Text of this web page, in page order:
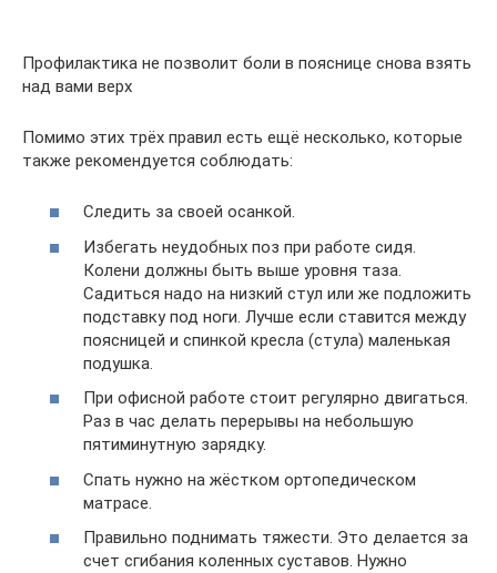
Профилактика не позволит боли в пояснице снова взять
над вами верх
Помимо этих трёх правил есть ещё несколько, которые
также рекомендуется соблюдать:
Следить за своей осанкой.
Избегать неудобных поз при работе сидя.
Колени должны быть выше уровня таза.
Садиться надо на низкий стул или же подложить
подставку под ноги. Лучше если ставится между
поясницей и спинкой кресла (стула) маленькая
подушка.
При офисной работе стоит регулярно двигаться.
Раз в час делать перерывы на небольшую
пятиминутную зарядку.
Спать нужно на жёстком ортопедическом
матрасе.
Правильно поднимать тяжести. Это делается за
счет сгибания коленных суставов. Нужно